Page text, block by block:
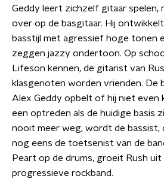
Geddy leert zichzelf gitaar spelen,
over op de basgitaar. Hij
basstijl met agressief hoge tonen
zeggen jazzy ondertoon. Op
Lifeson kennen, de gitarist van
klasgenoten worden vrienden. De
Alex Geddy opbelt of hij niet even
een optreden als de huidige basis
nooit meer weg, wordt de bassist,
nog eens de toetsenist van de
Peart op de drums, groeit Rush
progressieve rockband.